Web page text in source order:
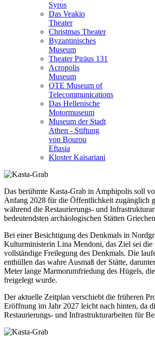
Syros
Das Veakio
Theater
Christmas Theater
Byzantinisches
Museum
Theater Piräus 131
Acropolis
Museum
OTE Museum of
Telecommunications
Das Hellenische
Motormuseum
Museum der Stadt
Athen - Stiftung
von Bourou
Eftasia
Kloster Kaisariani
Das berühmte Kasta-Grab in Amphipolis soll
Anfang 2028 für die Öffentlichkeit zugänglich
während die Restaurierungs- und
bedeutendsten archäologischen Stätten
Bei einer Besichtigung des Denkmals in
Kulturministerin Lina Mendoni, das Ziel sei die
vollständige Freilegung des Denkmals. Die
enthüllen das wahre Ausmaß der Stätte,
Meter lange Marmorumfriedung des Hügels,
freigelegt wurde.
Der aktuelle Zeitplan verschiebt die früheren
Eröffnung im Jahr 2027 leicht nach hinten, da
Restaurierungs- und Infrastrukturarbeiten für